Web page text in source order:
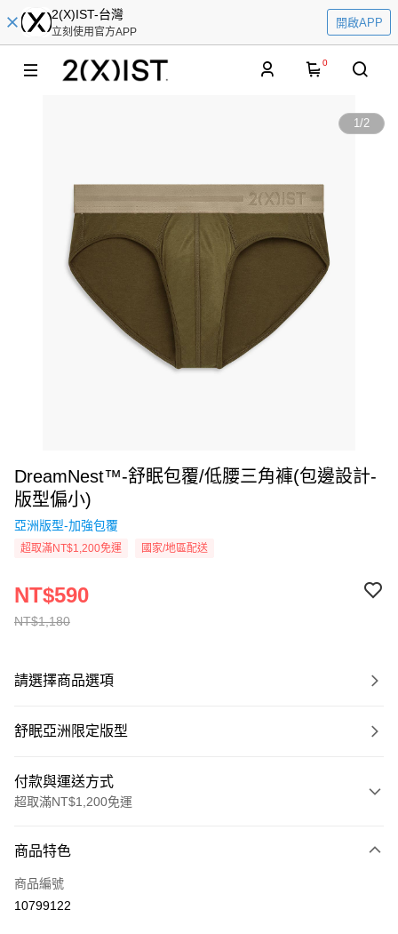
2(X)IST-台灣
立刻使用官方APP
開啟APP
0
1/2
DreamNest™-舒眠包覆/低腰三角褲(包邊設計-
版型偏小)
亞洲版型-加強包覆
超取滿NT$1,200免運 國家/地區配送
NT$1,180
NT$590
請選擇商品選項
舒眠亞洲限定版型
付款與運送方式
超取滿NT$1,200免運
信用卡一次付款
信用卡分期付款
商品特色
商品編號
10799122